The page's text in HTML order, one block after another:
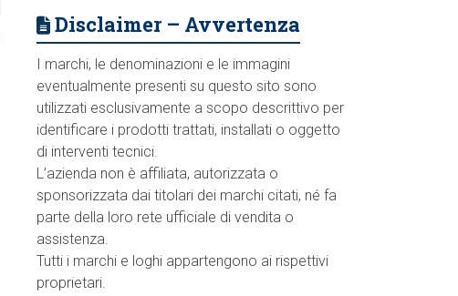
Disclaimer – Avvertenza
I marchi, le denominazioni e le immagini
eventualmente presenti su questo sito sono
utilizzati esclusivamente a scopo descrittivo per
identificare i prodotti trattati, installati o oggetto
di interventi tecnici.
L’azienda non è affiliata, autorizzata o
sponsorizzata dai titolari dei marchi citati, né fa
parte della loro rete ufficiale di vendita o
assistenza.
Tutti i marchi e loghi appartengono ai rispettivi
proprietari.